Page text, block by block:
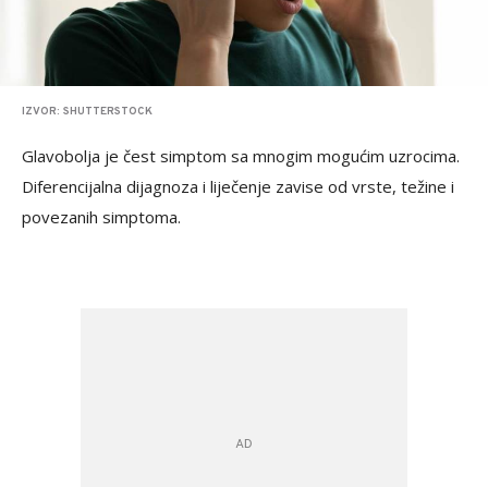
IZVOR: SHUTTERSTOCK
Glavobolja je čest simptom sa mnogim mogućim uzrocima.
Diferencijalna dijagnoza i liječenje zavise od vrste, težine i
povezanih simptoma.